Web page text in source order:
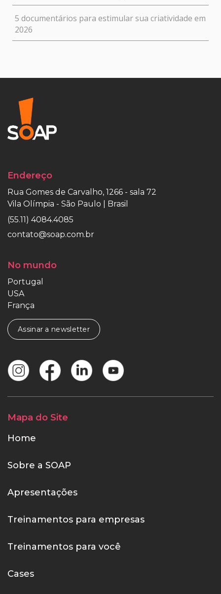
5 documentários para estimular sua criatividade em
2026
Endereço
Rua Gomes de Carvalho, 1266 - sala 72
Vila Olímpia - São Paulo | Brasil
(55.11) 4084.4085
contato@soap.com.br
No mundo
Portugal
USA
França
Assinar a newsletter
Mapa do Site
Home
Sobre a SOAP
Apresentações
Treinamentos para empresas
Treinamentos para você
Cases